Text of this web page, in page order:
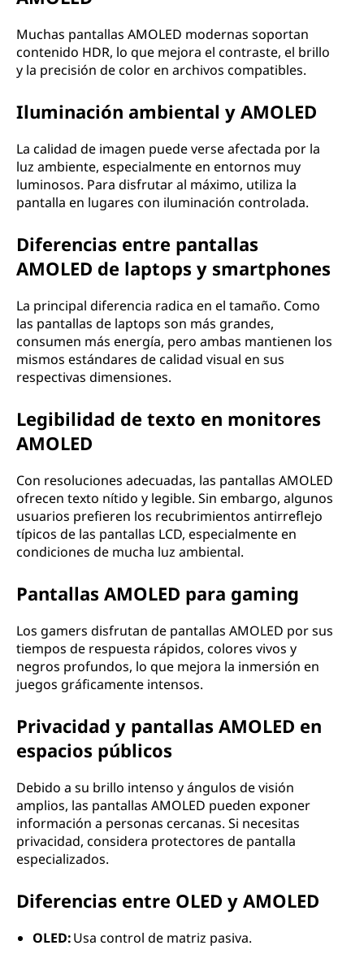
Muchas pantallas AMOLED modernas soportan
contenido HDR, lo que mejora el contraste, el brillo
y la precisión de color en archivos compatibles.
Iluminación ambiental y AMOLED
La calidad de imagen puede verse afectada por la
luz ambiente, especialmente en entornos muy
luminosos. Para disfrutar al máximo, utiliza la
pantalla en lugares con iluminación controlada.
Diferencias entre pantallas
AMOLED de laptops y smartphones
La principal diferencia radica en el tamaño. Como
las pantallas de laptops son más grandes,
consumen más energía, pero ambas mantienen los
mismos estándares de calidad visual en sus
respectivas dimensiones.
Legibilidad de texto en monitores
AMOLED
Con resoluciones adecuadas, las pantallas AMOLED
ofrecen texto nítido y legible. Sin embargo, algunos
usuarios prefieren los recubrimientos antirreflejo
típicos de las pantallas LCD, especialmente en
condiciones de mucha luz ambiental.
Pantallas AMOLED para gaming
Los gamers disfrutan de pantallas AMOLED por sus
tiempos de respuesta rápidos, colores vivos y
negros profundos, lo que mejora la inmersión en
juegos gráficamente intensos.
Privacidad y pantallas AMOLED en
espacios públicos
Debido a su brillo intenso y ángulos de visión
amplios, las pantallas AMOLED pueden exponer
información a personas cercanas. Si necesitas
privacidad, considera protectores de pantalla
especializados.
Diferencias entre OLED y AMOLED
OLED:Usa control de matriz pasiva.